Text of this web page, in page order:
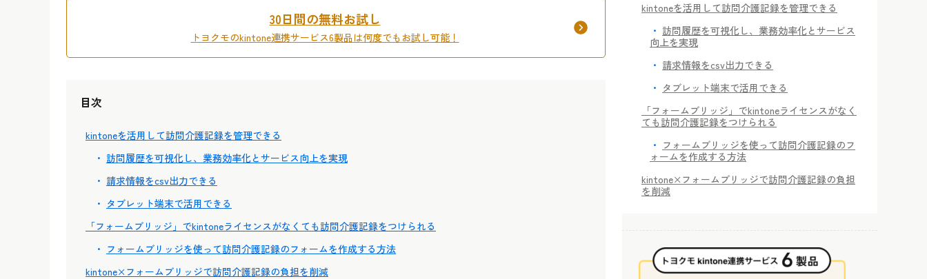
30日間の無料お試し
トヨクモのkintone連携サービス6製品は何度でもお試し可能！
目次
kintoneを活用して訪問介護記録を管理できる
訪問履歴を可視化し、業務効率化とサービス向上を実現
請求情報をcsv出力できる
タブレット端末で活用できる
「フォームブリッジ」でkintoneライセンスがなくても訪問介護記録をつけられる
フォームブリッジを使って訪問介護記録のフォームを作成する方法
kintone×フォームブリッジで訪問介護記録の負担を削減
kintoneを活用して訪問介護記録を管理できる
訪問履歴を可視化し、業務効率化とサービス
向上を実現
請求情報をcsv出力できる
タブレット端末で活用できる
「フォームブリッジ」でkintoneライセンスがなく
ても訪問介護記録をつけられる
フォームブリッジを使って訪問介護記録のフ
ォームを作成する方法
kintone×フォームブリッジで訪問介護記録の負担
を削減